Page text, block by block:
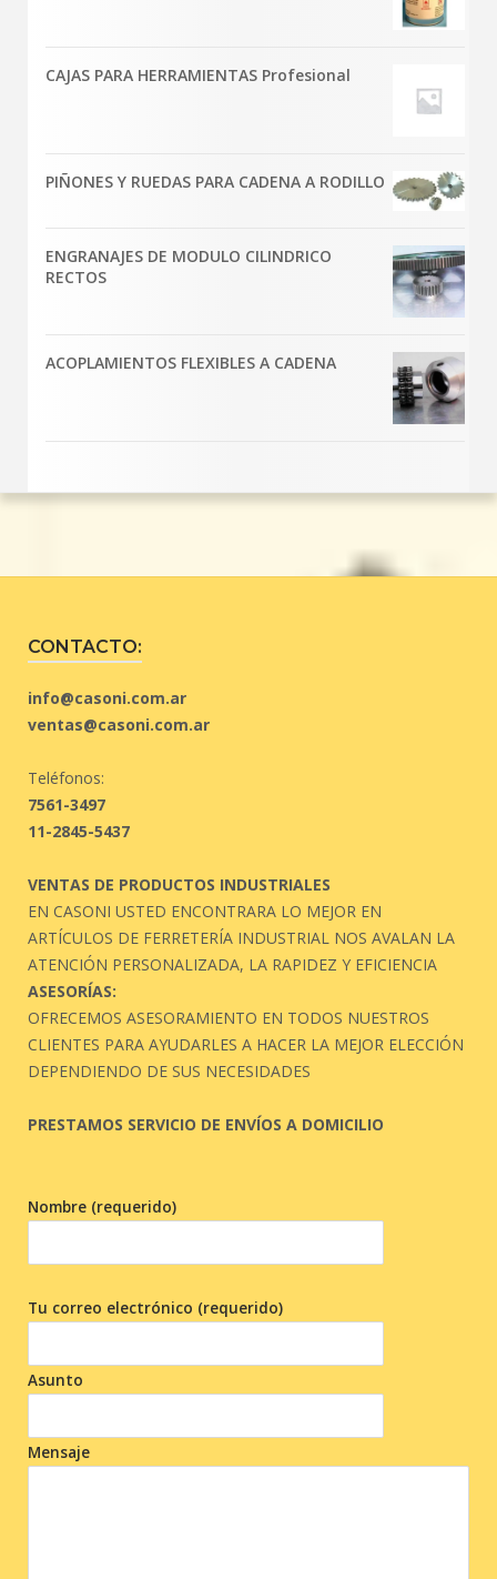
CAJAS PARA HERRAMIENTAS Profesional
PIÑONES Y RUEDAS PARA CADENA A RODILLO
ENGRANAJES DE MODULO CILINDRICO
RECTOS
ACOPLAMIENTOS FLEXIBLES A CADENA
CONTACTO:
info@casoni.com.ar
ventas@casoni.com.ar
Teléfonos:
7561-3497
11-2845-5437
VENTAS DE PRODUCTOS INDUSTRIALES
EN CASONI USTED ENCONTRARA LO MEJOR EN
ARTÍCULOS DE FERRETERÍA INDUSTRIAL NOS AVALAN LA
ATENCIÓN PERSONALIZADA, LA RAPIDEZ Y EFICIENCIA
ASESORÍAS:
OFRECEMOS ASESORAMIENTO EN TODOS NUESTROS
CLIENTES PARA AYUDARLES A HACER LA MEJOR ELECCIÓN
DEPENDIENDO DE SUS NECESIDADES
PRESTAMOS SERVICIO DE ENVÍOS A DOMICILIO
Nombre (requerido)
Tu correo electrónico (requerido)
Asunto
Mensaje